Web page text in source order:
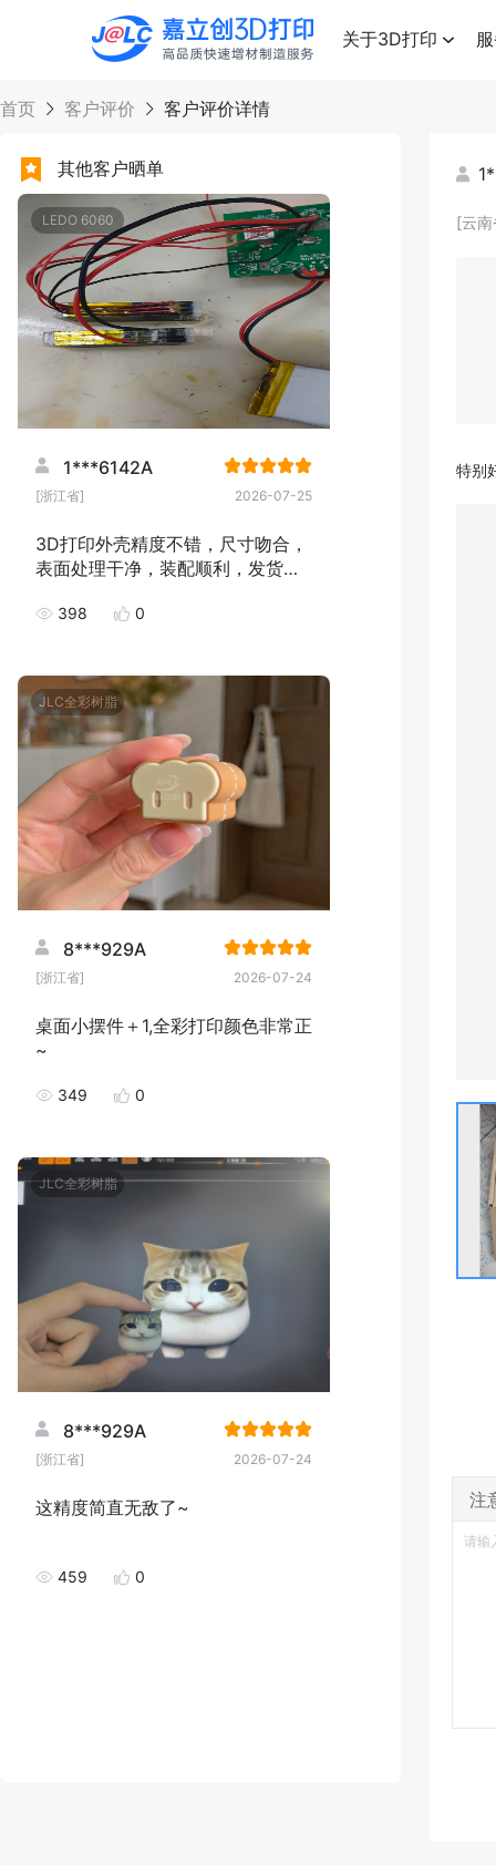
高品质快速增材制造服务
关于3D打印
首页 客户评价 客户评价详情
其他客户晒单
LEDO 6060
1***6142A
[浙江省] 2026-07-25
3D打印外壳精度不错，尺寸吻合，
表面处理干净，装配顺利，发货速
398 0
JLC全彩树脂
8***929A
[浙江省] 2026-07-24
桌面小摆件＋1,全彩打印颜色非常正
~
349 0
JLC全彩树脂
8***929A
[浙江省] 2026-07-24
这精度简直无敌了~
459 0
[云
特别
注